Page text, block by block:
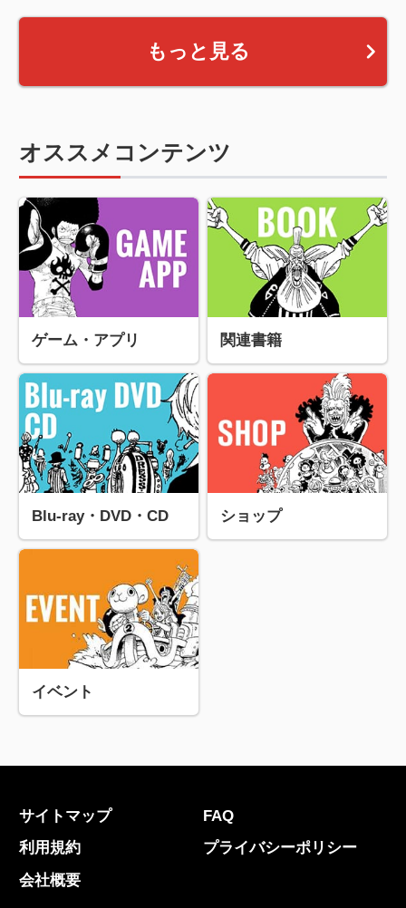
もっと見る
オススメコンテンツ
ゲーム・アプリ 関連書籍
Blu-ray・DVD・CD ショップ
イベント
サイトマップ
FAQ
利用規約
プライバシーポリシー
会社概要